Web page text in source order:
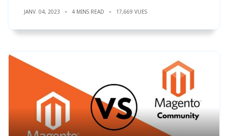
JANV. 04, 2023 4 MINS READ 17,669 VUES